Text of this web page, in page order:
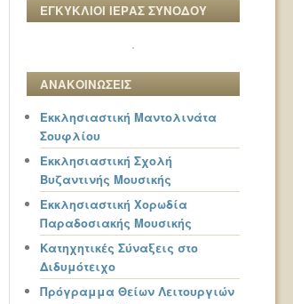
ΕΓΚΥΚΛΙΟΙ ΙΕΡΑΣ ΣΥΝΟΔΟΥ
ΑΝΑΚΟΙΝΩΣΕΙΣ
Εκκλησιαστική Μαντολινάτα
Σουφλίου
Εκκλησιαστική Σχολή
Βυζαντινής Μουσικής
Εκκλησιαστική Χορωδία
Παραδοσιακής Μουσικής
Κατηχητικές Σύναξεις στο
Διδυμότειχο
Πρόγραμμα Θείων Λειτουργιών